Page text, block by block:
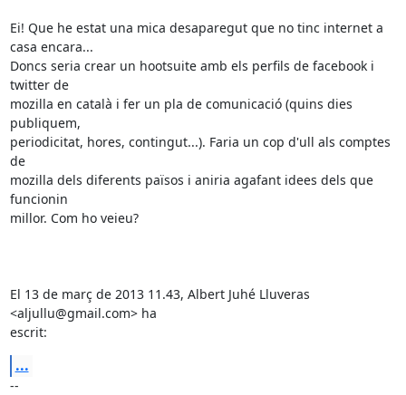
Ei! Que he estat una mica desaparegut que no tinc internet a
casa encara...
Doncs seria crear un hootsuite amb els perfils de facebook i
twitter de
mozilla en català i fer un pla de comunicació (quins dies
publiquem,
periodicitat, hores, contingut...). Faria un cop d'ull als comptes
de
mozilla dels diferents països i aniria agafant idees dels que
funcionin
millor. Com ho veieu?
El 13 de març de 2013 11.43, Albert Juhé Lluveras
<aljullu@gmail.com> ha
escrit:
...
--